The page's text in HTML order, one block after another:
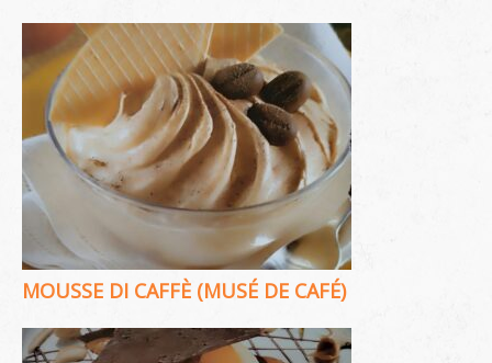
MOUSSE DI CAFFÈ (MUSÉ DE CAFÉ)